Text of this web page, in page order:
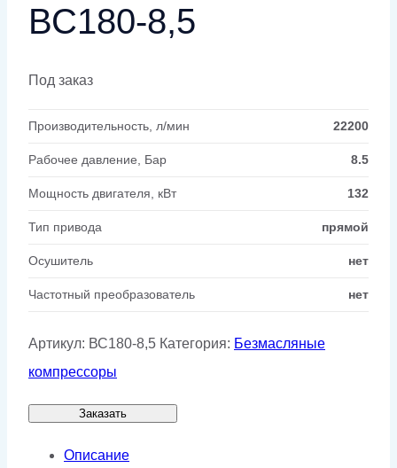
ВС180-8,5
Под заказ
Производительность, л/мин 22200
Рабочее давление, Бар 8.5
Мощность двигателя, кВт 132
Тип привода прямой
Осушитель нет
Частотный преобразователь нет
Артикул: ВС180-8,5 Категория: Безмасляные
компрессоры
Заказать
Описание